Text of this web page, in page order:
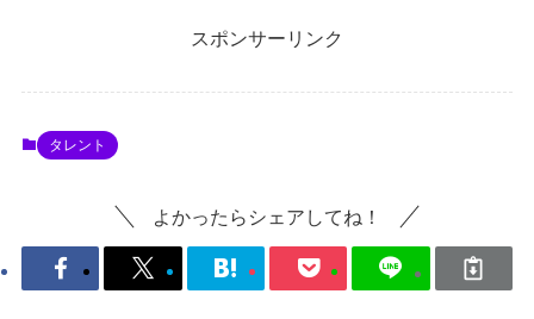
スポンサーリンク
タレント
よかったらシェアしてね！